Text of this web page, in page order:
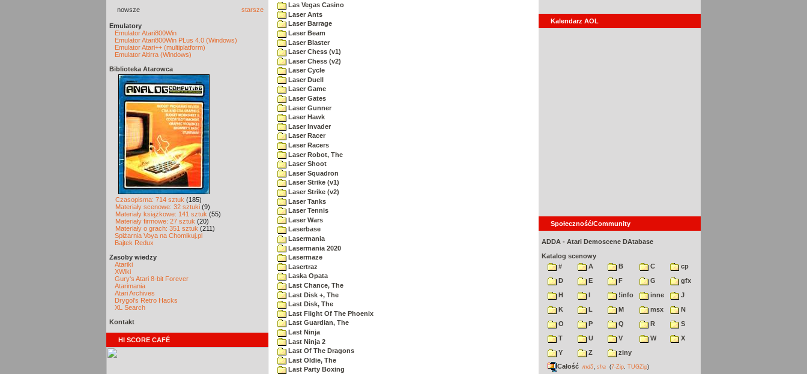
nowsze starsze
Emulatory
Emulator Atari800Win
Emulator Atari800Win PLus 4.0 (Windows)
Emulator Atari++ (multiplatform)
Emulator Altirra (Windows)
Biblioteka Atarowca
Czasopisma: 714 sztuk (185)
Materiały scenowe: 32 sztuki (9)
Materiały książkowe: 141 sztuk (55)
Materiały firmowe: 27 sztuk (20)
Materiały o grach: 351 sztuk (211)
Spiżarnia Voya na Chomikuj.pl
Bajtek Redux
Zasoby wiedzy
Atariki
XWiki
Gury's Atari 8-bit Forever
Atarimania
Atari Archives
Drygol's Retro Hacks
XL Search
Kontakt
HI SCORE CAFÉ
Las Vegas Casino
Laser Ants
Laser Barrage
Laser Beam
Laser Blaster
Laser Chess (v1)
Laser Chess (v2)
Laser Cycle
Laser Duell
Laser Game
Laser Gates
Laser Gunner
Laser Hawk
Laser Invader
Laser Racer
Laser Racers
Laser Robot, The
Laser Shoot
Laser Squadron
Laser Strike (v1)
Laser Strike (v2)
Laser Tanks
Laser Tennis
Laser Wars
Laserbase
Lasermania
Lasermania 2020
Lasermaze
Lasertraz
Laska Opata
Last Chance, The
Last Disk +, The
Last Disk, The
Last Flight Of The Phoenix
Last Guardian, The
Last Ninja
Last Ninja 2
Last Of The Dragons
Last Oldie, The
Last Party Boxing
Kalendarz AOL
Społeczność/Community
ADDA - Atari Demoscene DAtabase
Katalog scenowy
#
A B C
cp
D
E F G
gfx
H
I !info inne
J
K
L M msx
N
O
P Q R
S
T
U V W
X
Y
Z
ziny
Całość md5 sha (7-Zip TUGZip)